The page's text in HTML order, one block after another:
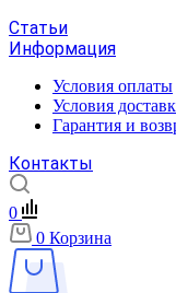
Статьи
Информация
Условия оплаты
Условия
Гарантия и
Контакты
0
0 Корзина